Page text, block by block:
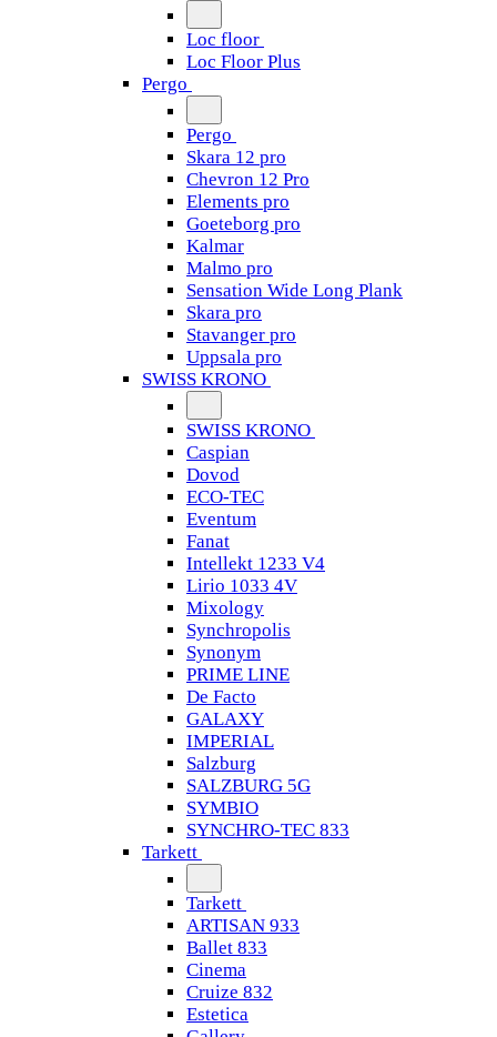
Loc floor
Loc Floor Plus
Pergo
Pergo
Skara 12 pro
Chevron 12 Pro
Elements pro
Goeteborg pro
Kalmar
Malmo pro
Sensation Wide Long Plank
Skara pro
Stavanger pro
Uppsala pro
SWISS KRONO
SWISS KRONO
Caspian
Dovod
ECO-TEC
Eventum
Fanat
Intellekt 1233 V4
Lirio 1033 4V
Mixology
Synchropolis
Synonym
PRIME LINE
De Facto
GALAXY
IMPERIAL
Salzburg
SALZBURG 5G
SYMBIO
SYNCHRO-TEC 833
Tarkett
Tarkett
ARTISAN 933
Ballet 833
Cinema
Cruize 832
Estetica